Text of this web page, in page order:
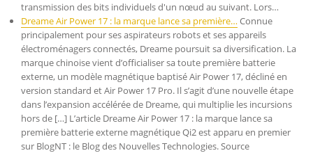
transmission des bits individuels d'un nœud au suivant. Lors…
Dreame Air Power 17 : la marque lance sa première…Connue
principalement pour ses aspirateurs robots et ses appareils
électroménagers connectés, Dreame poursuit sa diversification. La
marque chinoise vient d’officialiser sa toute première batterie
externe, un modèle magnétique baptisé Air Power 17, décliné en
version standard et Air Power 17 Pro. Il s’agit d’une nouvelle étape
dans l’expansion accélérée de Dreame, qui multiplie les incursions
hors de […] L’article Dreame Air Power 17 : la marque lance sa
première batterie externe magnétique Qi2 est apparu en premier
sur BlogNT : le Blog des Nouvelles Technologies. Source